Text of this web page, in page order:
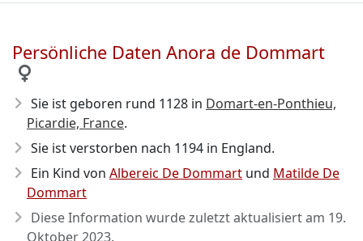
Persönliche Daten Anora de Dommart
Sie ist geboren rund 1128 in Domart-en-Ponthieu,
Picardie, France.
Sie ist verstorben nach 1194 in England.
Ein Kind von Albereic De Dommart und Matilde De
Dommart
Diese Information wurde zuletzt aktualisiert am 19.
Oktober 2023.